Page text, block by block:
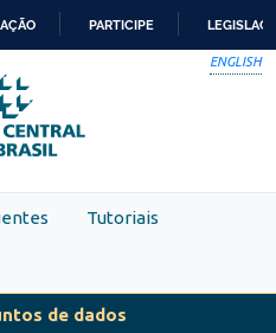
PARA
O
CONTEÚDO
PARTICIPE
ENGLISH
Tutoriais
de dados